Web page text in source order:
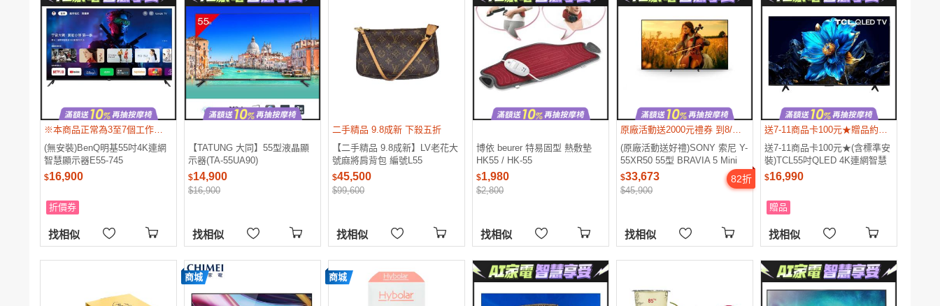
※本商品正常為3至7個工作天會以電話或簡訊聯絡後續配送時間 ※配送時間以物流聯絡約定的時間為準
(無安裝)BenQ明基55吋4K連網
智慧顯示器E55-745
$16,900
折價券
找相似
【TATUNG 大同】55型液晶顯
示器(TA-55UA90)
$14,900
$16,900
找相似
二手精品 9.8成新 下殺五折
【二手精品 9.8成新】LV老花大
號麻將肩背包 編號L55
$45,500
$99,600
找相似
博依 beurer 特易固型 熱敷墊
HK55 / HK-55
$1,980
$2,800
找相似
原廠活動送2000元禮券 到8/9止 含基本安裝與舊機回收 不需跨區費
(原廠活動送好禮)SONY 索尼 Y-
55XR50 55型 BRAVIA 5 Mini
LED XR智慧聯網顯示器
$33,673
$45,900
82折
找相似
送7-11商品卡100元★贈品約鑑賞期後十天寄出。
送7-11商品卡100元★(含標準安
裝)TCL55吋QLED 4K連網智慧
顯示器55P7K
$16,990
贈品
找相似
商城 商城